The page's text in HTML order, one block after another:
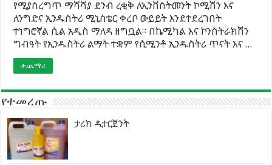
የሚያስረግጥ ማሻሻያ ደንብ ረቂቅ ለኢንቨስትመንት ኮሚሽን እና
ለንግድና ኢንዱስትሪ ሚኒስቴር ቀረቦ ውይይት እንደተደረገበት
ተነግሮኛል ሲል አዲስ ማለዳ ዘግቧል። በኬሚካል እና ኮንስትራክሽን
ግብዓት የኢንዱስትሪ ልማት ተቋም የሲሚንቶ ኢንዱስትሪ ጥናት እና …
ተጨማሪ
የተመረጡ
ታሪክ ዲተርጀንት